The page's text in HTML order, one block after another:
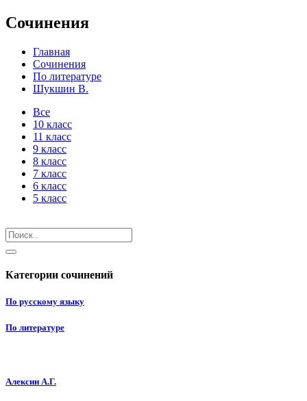
Сочинения
Главная
Сочинения
По литературе
Шукшин В.
Все
10 класс
11 класс
9 класс
8 класс
7 класс
6 класс
5 класс
Категории сочинений
По русскому языку
По литературе
Алексин А.Г.